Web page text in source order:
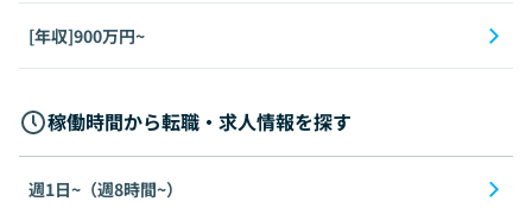
[年収]900万円~
稼働時間から転職・求人情報を探す
週1日~（週8時間~）